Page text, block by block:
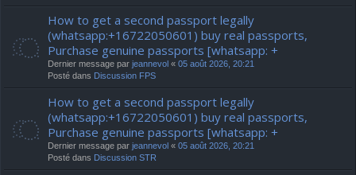
How to get a second passport legally
(whatsapp:+16722050601) buy real passports,
Purchase genuine passports [whatsapp: +
Dernier message par jeannevol « 05 août 2026, 20:21
Posté dans Discussion FPS
How to get a second passport legally
(whatsapp:+16722050601) buy real passports,
Purchase genuine passports [whatsapp: +
Dernier message par jeannevol « 05 août 2026, 20:21
Posté dans Discussion STR